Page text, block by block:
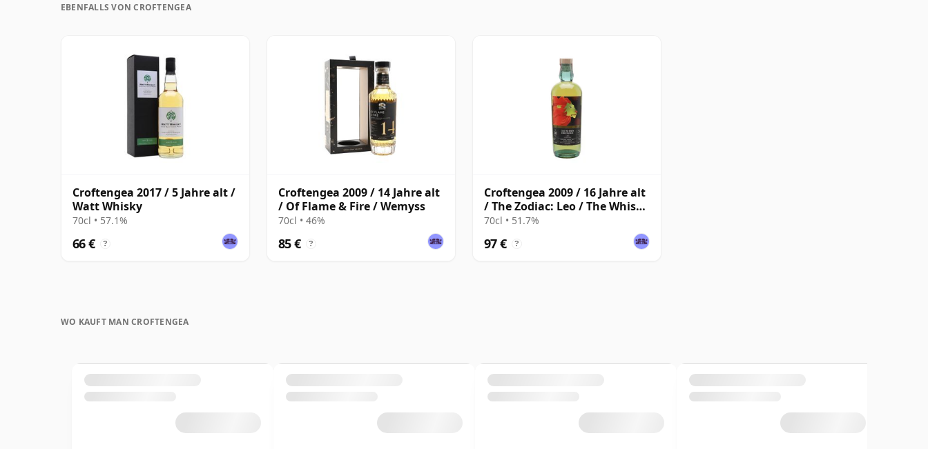
EBENFALLS VON CROFTENGEA
Croftengea 2017 / 5 Jahre alt /
Watt Whisky
70cl • 57.1%
66 € ?
Croftengea 2009 / 14 Jahre alt
/ Of Flame & Fire / Wemyss
70cl • 46%
85 € ?
Croftengea 2009 / 16 Jahre alt
/ The Zodiac: Leo / The Whisky
Exchange
70cl • 51.7%
97 € ?
WO KAUFT MAN CROFTENGEA